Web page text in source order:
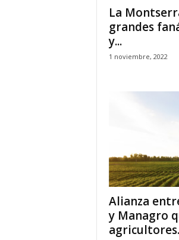
La
grandes
y...
1 noviembre, 2022
Alianza
y Managro